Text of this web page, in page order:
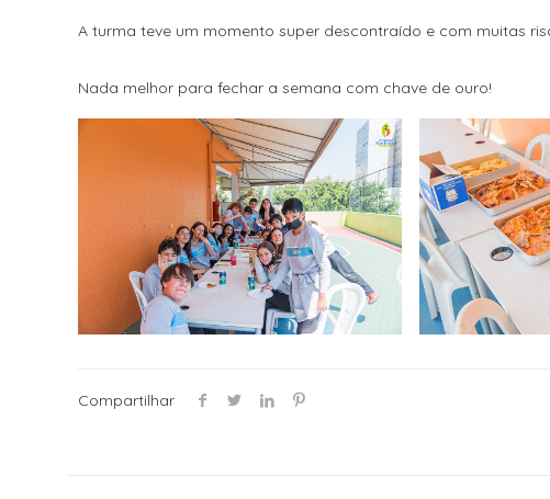
A turma teve um momento super descontraído e com muitas
Nada melhor para fechar a semana com chave de ouro!
Compartilhar